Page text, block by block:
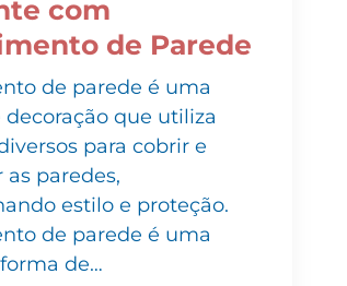
de Parede
de parede é uma
que utiliza
para cobrir e
as paredes,
estilo e proteção.
de parede é uma
de…